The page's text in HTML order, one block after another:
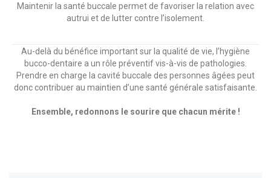
Maintenir la santé buccale permet de favoriser la relation avec
autrui et de lutter contre l’isolement.
Au-delà du bénéfice important sur la qualité de vie, l’hygiène
bucco-dentaire a un rôle préventif vis-à-vis de pathologies.
Prendre en charge la cavité buccale des personnes âgées peut
donc contribuer au maintien d’une santé générale satisfaisante.
Ensemble, redonnons le sourire que chacun mérite !